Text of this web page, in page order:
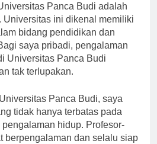
Panca Budi adalah
Universitas ini dikenal memiliki
bidang pendidikan dan
saya pribadi, pengalaman
Universitas Panca Budi
tak terlupakan.
Panca Budi, saya
tidak hanya terbatas pada
hidup. Profesor-
berpengalaman dan selalu siap